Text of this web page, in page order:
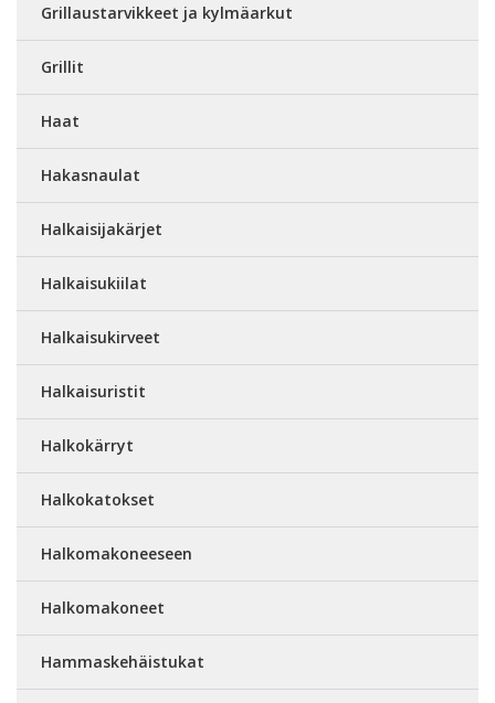
Grillaustarvikkeet ja kylmäarkut
Grillit
Haat
Hakasnaulat
Halkaisijakärjet
Halkaisukiilat
Halkaisukirveet
Halkaisuristit
Halkokärryt
Halkokatokset
Halkomakoneeseen
Halkomakoneet
Hammaskehäistukat